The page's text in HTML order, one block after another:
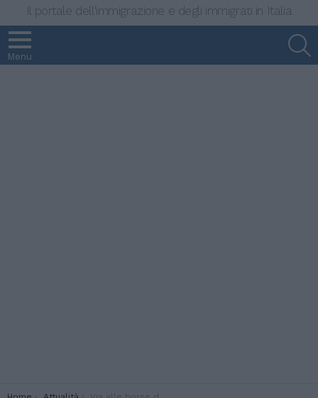
Il portale dell'immigrazione e degli immigrati in Italia
Menu